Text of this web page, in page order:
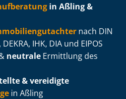
in Aßling &
nach DIN
IHK, DIA und EIPOS
neutrale Ermittlung des
& vereidigte
in Aßling